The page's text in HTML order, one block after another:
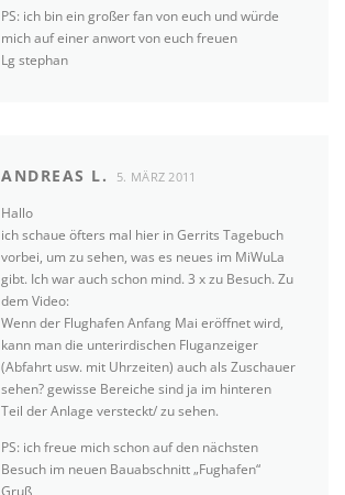
PS: ich bin ein großer fan von euch und würde
mich auf einer anwort von euch freuen
Lg stephan
ANDREAS L. 5. MÄRZ 2011
Hallo
ich schaue öfters mal hier in Gerrits Tagebuch
vorbei, um zu sehen, was es neues im MiWuLa
gibt. Ich war auch schon mind. 3 x zu Besuch. Zu
dem Video:
Wenn der Flughafen Anfang Mai eröffnet wird,
kann man die unterirdischen Fluganzeiger
(Abfahrt usw. mit Uhrzeiten) auch als Zuschauer
sehen? gewisse Bereiche sind ja im hinteren
Teil der Anlage versteckt/ zu sehen.
PS: ich freue mich schon auf den nächsten
Besuch im neuen Bauabschnitt „Fughafen“
Gruß